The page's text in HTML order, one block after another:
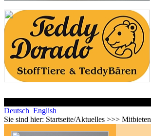
Deutsch English
Sie sind hier: Startseite/Aktuelles >>> Mitbieten